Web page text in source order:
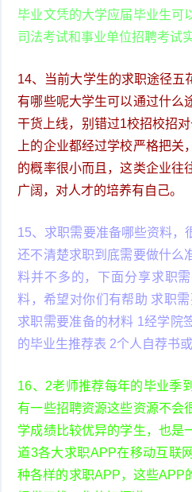
毕业文凭的大学应届毕业生可
司法考试和事业单位招聘考试
14、当前大学生的求职途径五
有哪些呢大学生可以通过什么
干货上线，别错过1校招校招
上的企业都经过学校严格把
的概率很小而且，这类企业往
广阔，对人才的培养有自己。
15、求职需要准备哪些资料，
还不清楚求职到底需要做什么
料并不多的，下面分享求职
料，希望对你们有帮助 求职
求职需要准备的材料 1经学院
的毕业生推荐表 2个人自荐书
16、2老师推荐每年的毕业季
有一些招聘资源这些资源不会
学成绩比较优异的学生，也是
道3各大求职APP在移动互联
种各样的求职APP，这些APP